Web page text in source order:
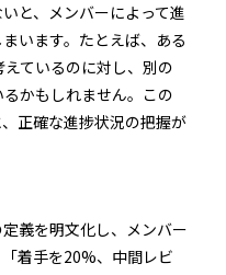
と、メンバーによって進
います。たとえば、ある
ているのに対し、別の
かもしれません。この
正確な進捗状況の把握が
義を明文化し、メンバー
着手を20%、中間レビ